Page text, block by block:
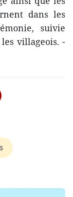
dans les
suivie
villageois. -